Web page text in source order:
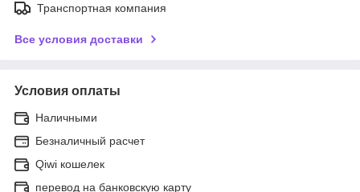
Транспортная компания
Все условия доставки
Условия оплаты
Наличными
Безналичный расчет
Qiwi кошелек
перевод на банковскую карту